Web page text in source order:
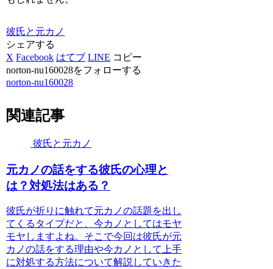
彼氏と元カノ
シェアする
X Facebook はてブ LINE コピー
norton-nu160028をフォローする
norton-nu160028
関連記事
彼氏と元カノ
元カノの話をする彼氏の心理と
は？対処法はある？
彼氏が折りに触れて元カノの話題を出し
てくるタイプだと、今カノとしてはモヤ
モヤしますよね。そこで今回は彼氏が元
カノの話をする理由や今カノとして上手
に対処する方法について解説していきた